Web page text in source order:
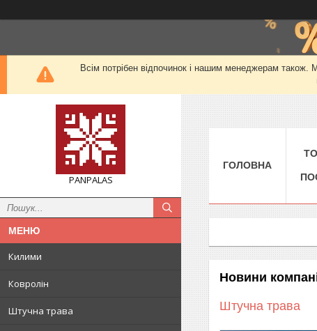
Всім потрібен відпочинок і нашим менеджерам також.
PANPALAS
Килими
Ковролін
Штучна трава
ГОЛОВНА
Новини
Штучна трава